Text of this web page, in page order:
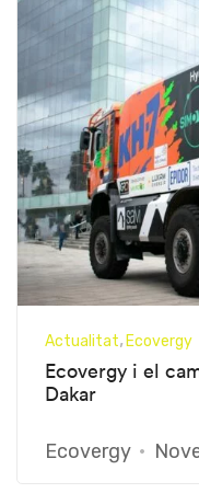
Actualitat Ecovergy
Ecovergy i el
Dakar
Ecovergy